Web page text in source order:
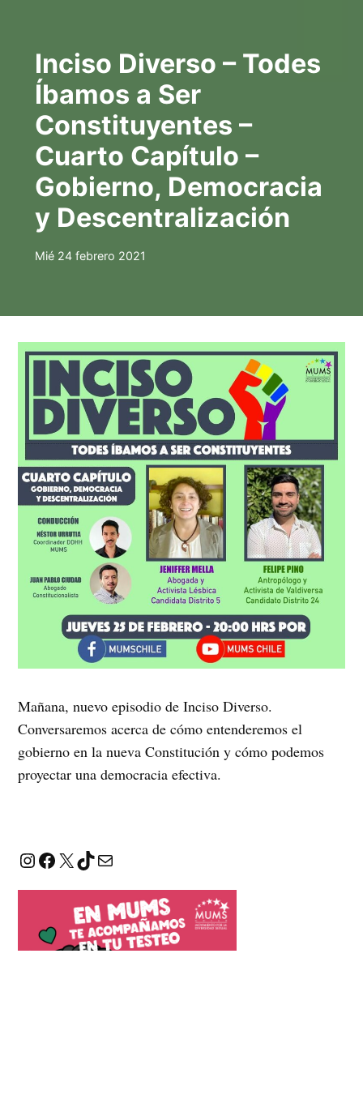
Inciso Diverso – Todes
Íbamos a Ser
Constituyentes –
Cuarto Capítulo –
Gobierno, Democracia
y Descentralización
Mié 24 febrero 2021
Mañana, nuevo episodio de Inciso Diverso.
Conversaremos acerca de cómo entenderemos el
gobierno en la nueva Constitución y cómo podemos
proyectar una democracia efectiva.
Instagram
Facebook
X TikTok
Correo electrónico